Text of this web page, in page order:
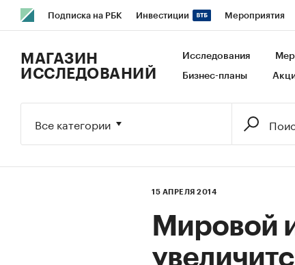
Подписка на РБК Инвестиции Мероприятия
Исследования Кредитные рейтинги Франшизы
МАГАЗИН
ИССЛЕДОВАНИЙ
Исследования
Бизнес-планы
Все категории
15 АПРЕЛЯ 2014
Мировой